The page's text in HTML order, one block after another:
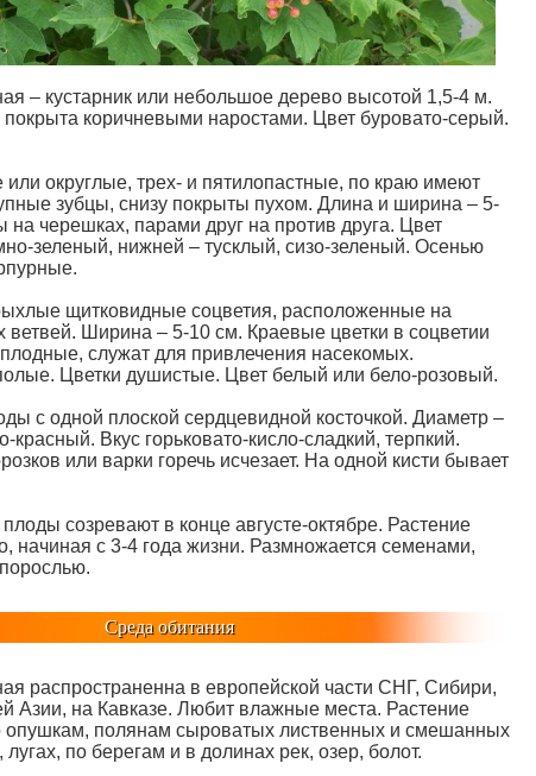
– кустарник или небольшое дерево высотой 1,5-4 м.
коричневыми наростами. Цвет буровато-серый.
округлые, трех- и пятилопастные, по краю имеют
зубцы, снизу покрыты пухом. Длина и ширина – 5-
черешках, парами друг на против друга. Цвет
зеленый, нижней – тусклый, сизо-зеленый. Осенью
щитковидные соцветия, расположенные на
Ширина – 5-10 см. Краевые цветки в соцветии
служат для привлечения насекомых.
Цветки душистые. Цвет белый или бело-розовый.
с одной плоской сердцевидной косточкой. Диаметр –
красный. Вкус горьковато-кисло-сладкий, терпкий.
или варки горечь исчезает. На одной кисти бывает
созревают в конце августе-октябре. Растение
начиная с 3-4 года жизни. Размножается семенами,
Среда обитания
распространенна в европейской части СНГ, Сибири,
Азии, на Кавказе. Любит влажные места. Растение
опушкам, полянам сыроватых лиственных и смешанных
по берегам и в долинах рек, озер, болот.